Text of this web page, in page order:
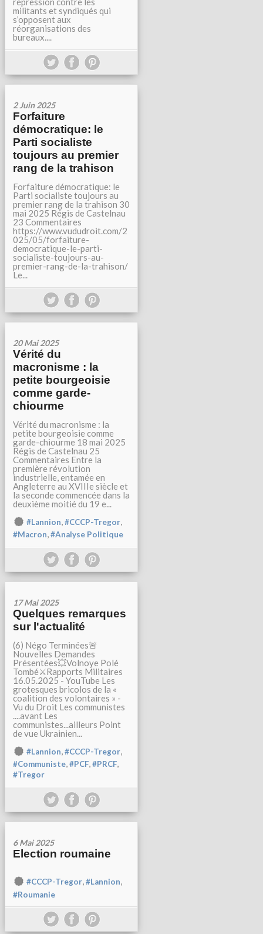
militants et syndiqués qui
s’opposent aux
réorganisations des
bureaux....
2 Juin 2025
Forfaiture
démocratique: le
Parti socialiste
toujours au premier
rang de la trahison
Forfaiture démocratique: le
Parti socialiste toujours au
premier rang de la trahison 30
mai 2025 Régis de Castelnau
23 Commentaires
https://www.vududroit.com/2
025/05/forfaiture-
democratique-le-parti-
socialiste-toujours-au-
premier-rang-de-la-trahison/
Le...
20 Mai 2025
Vérité du
macronisme : la
petite bourgeoisie
comme garde-
chiourme
Vérité du macronisme : la
petite bourgeoisie comme
garde-chiourme 18 mai 2025
Régis de Castelnau 25
Commentaires Entre la
première révolution
industrielle, entamée en
Angleterre au XVIIIe siècle et
la seconde commencée dans la
deuxième moitié du 19 e...
#Lannion,#CCCP-Tregor,
#Macron,#Analyse Politique
17 Mai 2025
Quelques remarques
sur l'actualité
(6) Négo Terminées🚨
Nouvelles Demandes
Présentées💥Volnoye Polé
Tombé⚔️Rapports Militaires
16.05.2025 - YouTube Les
grotesques bricolos de la «
coalition des volontaires » -
Vu du Droit Les communistes
....avant Les
communistes...ailleurs Point
de vue Ukrainien...
#Lannion,#CCCP-Tregor,
#Communiste,#PCF,#PRCF,
#Tregor
6 Mai 2025
Election roumaine
#CCCP-Tregor,#Lannion,
#Roumanie